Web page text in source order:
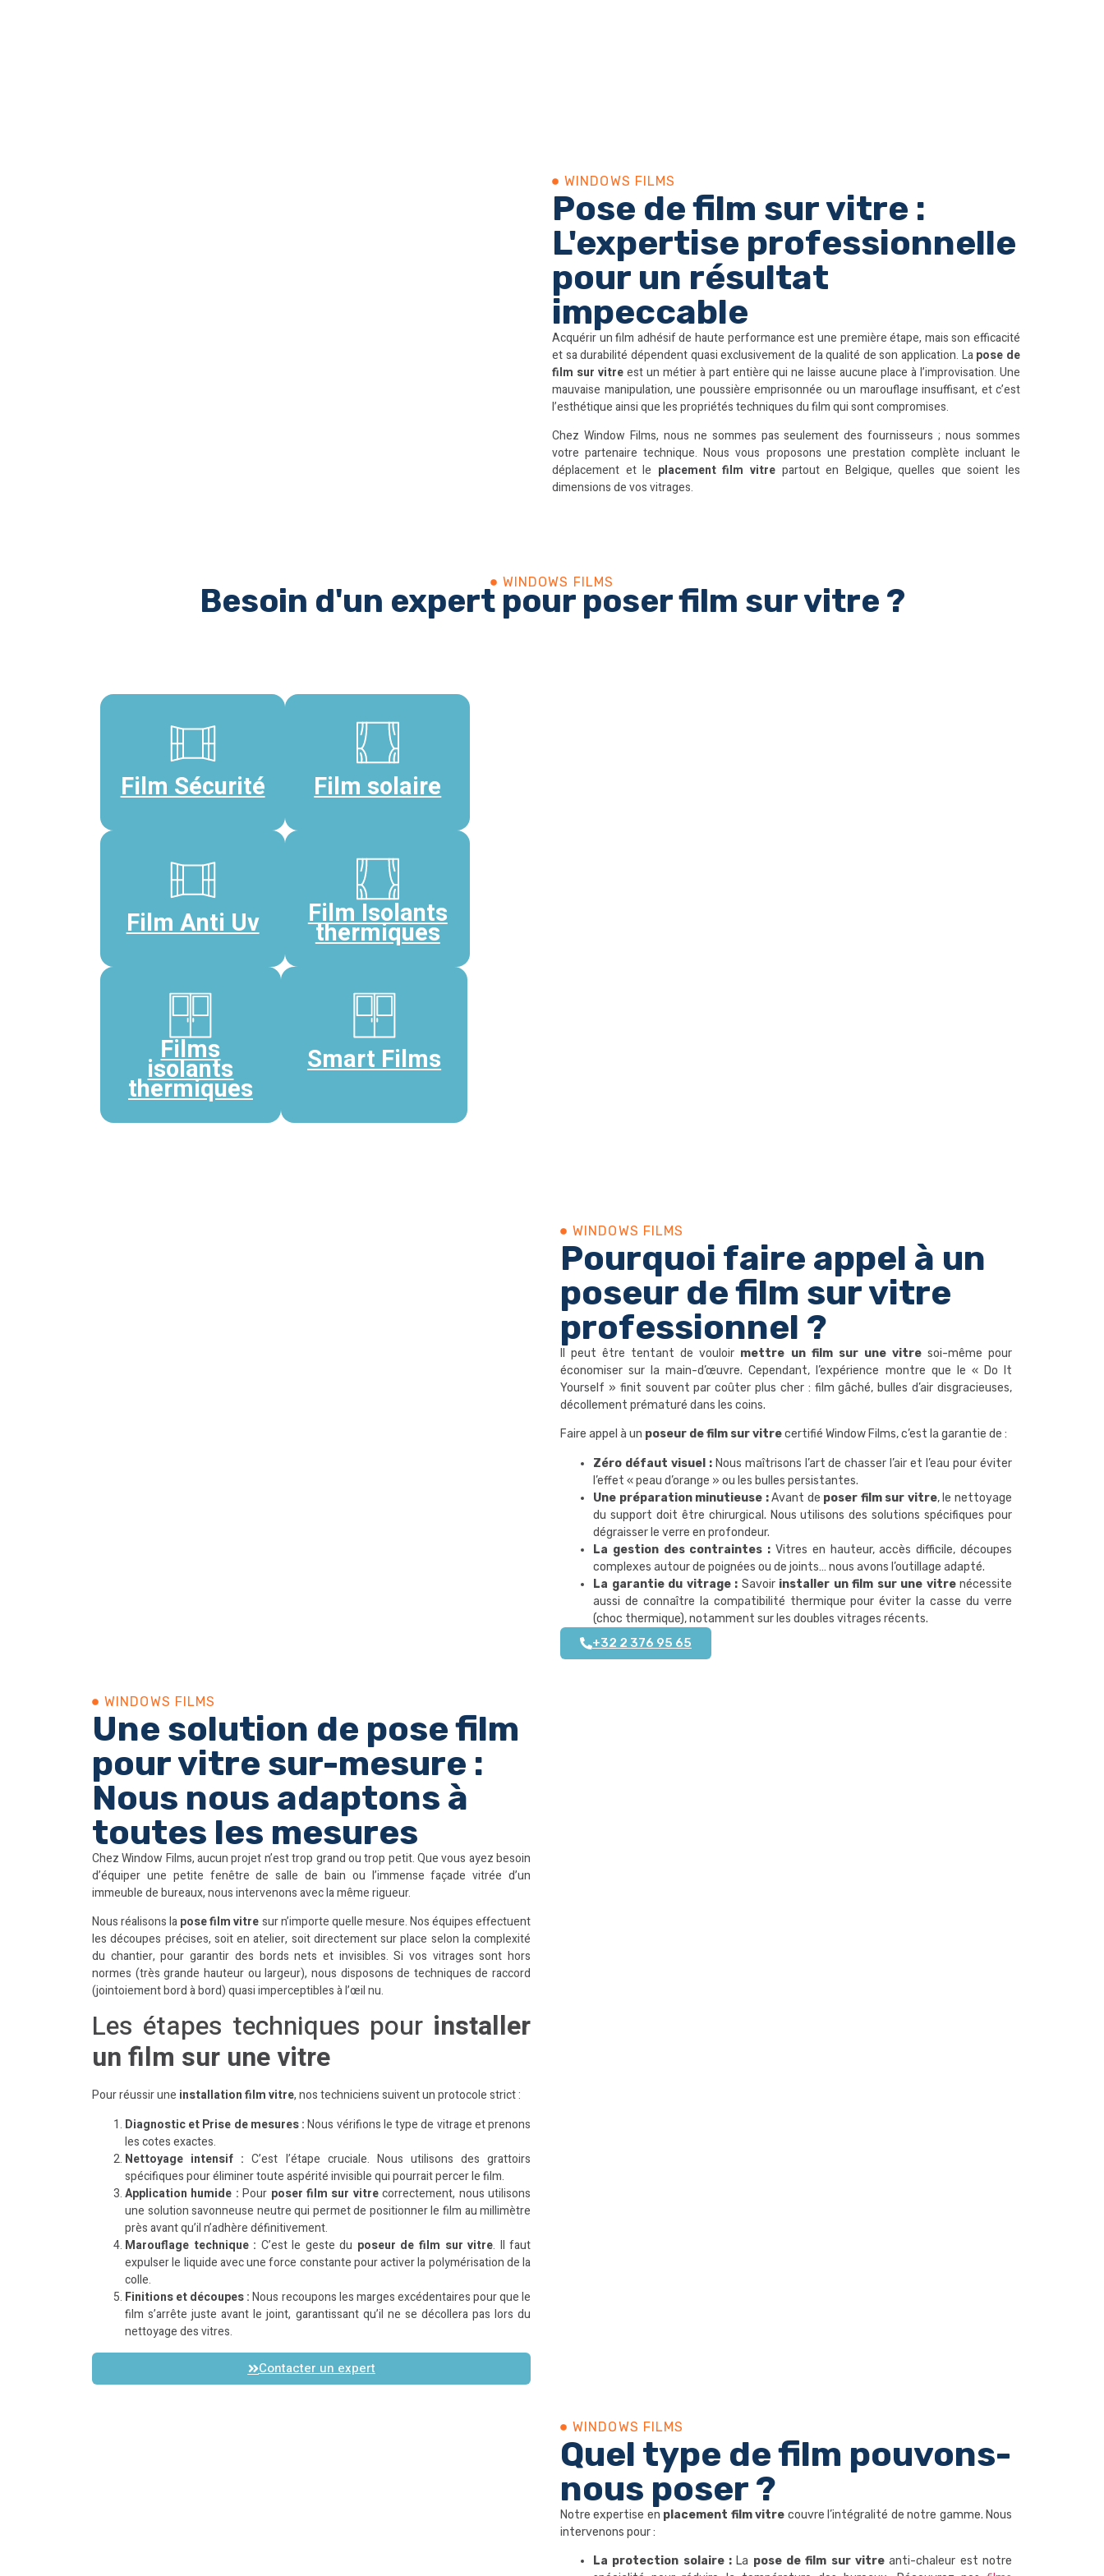
WINDOWS FILMS​
Pose de film sur vitre :
L'expertise professionnelle
pour un résultat
impeccable
Acquérir un film adhésif de haute performance est une première étape, mais son efficacité
et sa durabilité dépendent quasi exclusivement de la qualité de son application. Lapose de
film sur vitreest un métier à part entière qui ne laisse aucune place à l’improvisation. Une
mauvaise manipulation, une poussière emprisonnée ou un marouflage insuffisant, et c’est
l’esthétique ainsi que les propriétés techniques du film qui sont compromises.
Chez Window Films, nous ne sommes pas seulement des fournisseurs ; nous sommes
votre partenaire technique. Nous vous proposons une prestation complète incluant le
déplacement et le placement film vitrepartout en Belgique, quelles que soient les
dimensions de vos vitrages.
WINDOWS FILMS​
Besoin d'un expert pour poser film sur vitre ?
Film Sécurité Film solaire
Film Anti Uv Film Isolants
thermiques
Films
isolants
thermiques
Smart Films
WINDOWS FILMS​
Pourquoi faire appel à un
poseur de film sur vitre
professionnel ?
Il peut être tentant de vouloir mettre un film sur une vitresoi-même pour
économiser sur la main-d’œuvre. Cependant, l’expérience montre que le « Do It
Yourself » finit souvent par coûter plus cher : film gâché, bulles d’air disgracieuses,
décollement prématuré dans les coins.
Faire appel à un poseur de film sur vitrecertifié Window Films, c’est la garantie de :
Zéro défaut visuel :Nous maîtrisons l’art de chasser l’air et l’eau pour éviter
l’effet « peau d’orange » ou les bulles persistantes.
Une préparation minutieuse :Avant de poser film sur vitre, le nettoyage
du support doit être chirurgical. Nous utilisons des solutions spécifiques pour
dégraisser le verre en profondeur.
La gestion des contraintes : Vitres en hauteur, accès difficile, découpes
complexes autour de poignées ou de joints… nous avons l’outillage adapté.
La garantie du vitrage : Savoir installer un film sur une vitrenécessite
aussi de connaître la compatibilité thermique pour éviter la casse du verre
(choc thermique), notamment sur les doubles vitrages récents.
+32 2 376 95 65
WINDOWS FILMS​
Une solution de pose film
pour vitre sur-mesure :
Nous nous adaptons à
toutes les mesures
Chez Window Films, aucun projet n’est trop grand ou trop petit. Que vous ayez besoin
d’équiper une petite fenêtre de salle de bain ou l’immense façade vitrée d’un
immeuble de bureaux, nous intervenons avec la même rigueur.
Nous réalisons lapose film vitresur n’importe quelle mesure. Nos équipes effectuent
les découpes précises, soit en atelier, soit directement sur place selon la complexité
du chantier, pour garantir des bords nets et invisibles. Si vos vitrages sont hors
normes (très grande hauteur ou largeur), nous disposons de techniques de raccord
(jointoiement bord à bord) quasi imperceptibles à l’œil nu.
Les étapes techniques pour installer
un film sur une vitre
Pour réussir une installation film vitre, nos techniciens suivent un protocole strict :
Diagnostic et Prise de mesures :Nous vérifions le type de vitrage et prenons
les cotes exactes.
Nettoyage intensif : C’est l’étape cruciale. Nous utilisons des grattoirs
spécifiques pour éliminer toute aspérité invisible qui pourrait percer le film.
Application humide : Pour poser film sur vitrecorrectement, nous utilisons
une solution savonneuse neutre qui permet de positionner le film au millimètre
près avant qu’il n’adhère définitivement.
Marouflage technique : C’est le geste du poseur de film sur vitre. Il faut
expulser le liquide avec une force constante pour activer la polymérisation de la
colle.
Finitions et découpes :Nous recoupons les marges excédentaires pour que le
film s’arrête juste avant le joint, garantissant qu’il ne se décollera pas lors du
nettoyage des vitres.
Contacter un expert
WINDOWS FILMS​
Quel type de film pouvons-
nous poser ?
Notre expertise en placement film vitre couvre l’intégralité de notre gamme. Nous
intervenons pour :
La protection solaire : La pose de film sur vitre anti-chaleur est notre